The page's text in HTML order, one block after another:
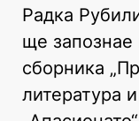
Радка
ще запознае
сборника
литература